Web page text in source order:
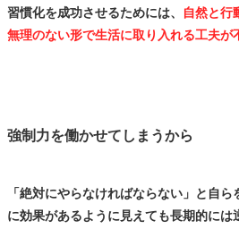
習慣化を成功させるためには、
自然と行
無理のない形で生活に取り入れる工夫が
強制力を働かせてしまうから
「絶対にやらなければならない」と自
に効果があるように見えても長期的には